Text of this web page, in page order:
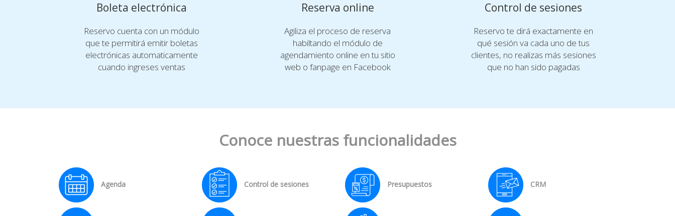
Boleta electrónica
Reservo cuenta con un módulo
que te permitirá emitir boletas
electrónicas automaticamente
cuando ingreses ventas
Reserva online
Agiliza el proceso de reserva
habiltando el módulo de
agendamiento online en tu sitio
web o fanpage en Facebook
Control de sesiones
Reservo te dirá exactamente en
qué sesión va cada uno de tus
clientes, no realizas más sesiones
que no han sido pagadas
Conoce nuestras funcionalidades
Agenda Control de sesiones Presupuestos CRM